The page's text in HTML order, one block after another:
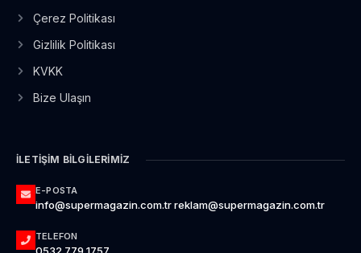
Çerez Politikası
Gizlilik Politikası
KVKK
Bize Ulaşın
İLETIŞIM BILGILERIMIZ
E-POSTA
info@supermagazin.com.tr reklam@supermagazin.com.tr
TELEFON